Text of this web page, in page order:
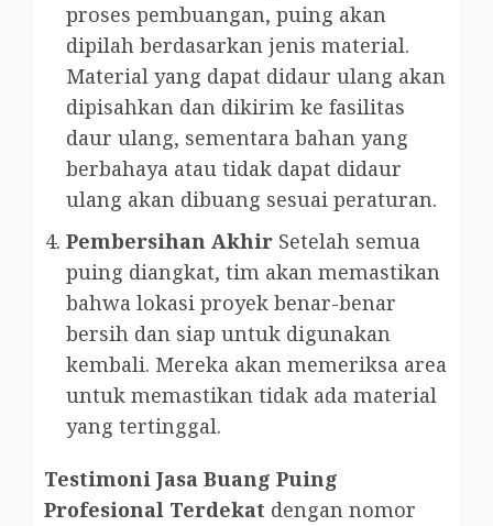
proses pembuangan, puing akan
dipilah berdasarkan jenis material.
Material yang dapat didaur ulang akan
dipisahkan dan dikirim ke fasilitas
daur ulang, sementara bahan yang
berbahaya atau tidak dapat didaur
ulang akan dibuang sesuai peraturan.
Pembersihan Akhir Setelah semua
puing diangkat, tim akan memastikan
bahwa lokasi proyek benar-benar
bersih dan siap untuk digunakan
kembali. Mereka akan memeriksa area
untuk memastikan tidak ada material
yang tertinggal.
Testimoni Jasa Buang Puing
Profesional Terdekat dengan nomor